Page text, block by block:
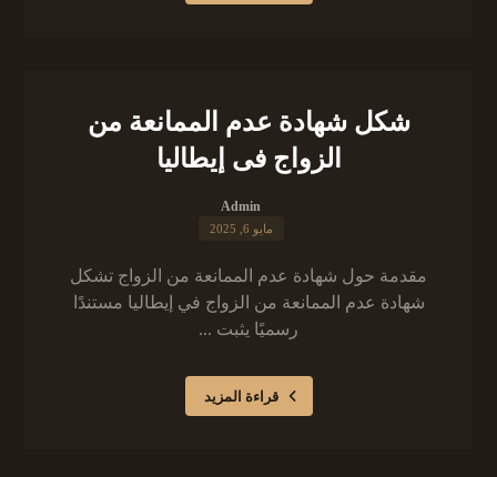
شكل شهادة عدم الممانعة من
الزواج فى إيطاليا
Admin
مايو 6, 2025
مقدمة حول شهادة عدم الممانعة من الزواج تشكل
شهادة عدم الممانعة من الزواج في إيطاليا مستندًا
رسميًا يثبت ...
قراءة المزيد